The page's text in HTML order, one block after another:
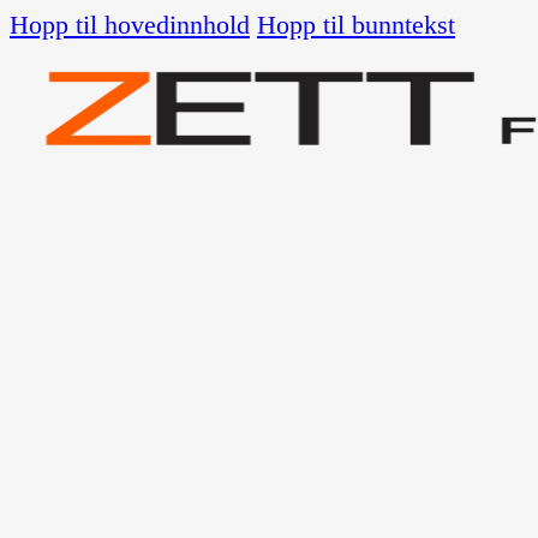
Hopp til hovedinnhold Hopp til bunntekst